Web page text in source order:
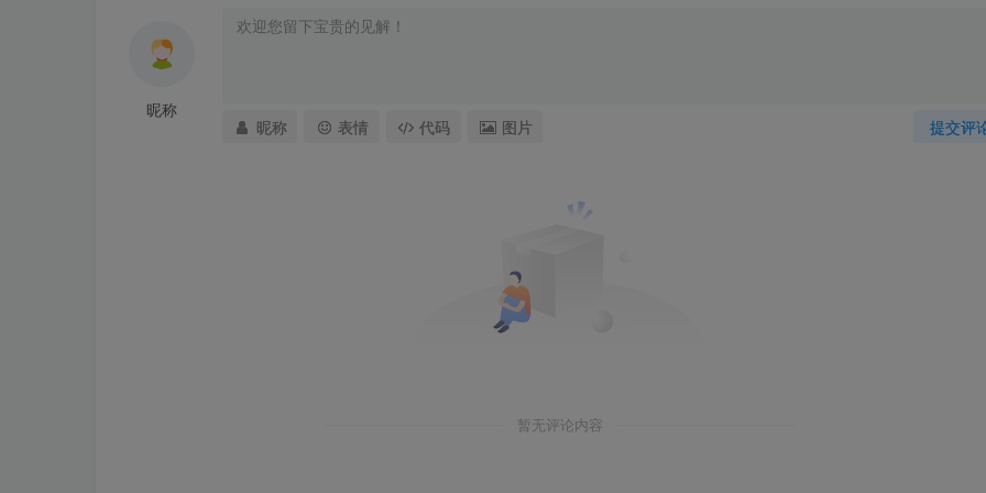
昵称
提交评
昵称 表情 代码 图片
暂无评论内容